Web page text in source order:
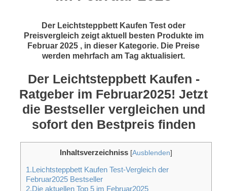
Der Leichtsteppbett Kaufen Test oder
Preisvergleich zeigt aktuell besten Produkte im
Februar 2025 , in dieser Kategorie. Die Preise
werden mehrfach am Tag aktualisiert.
Der Leichtsteppbett Kaufen -
Ratgeber im Februar2025! Jetzt
die Bestseller vergleichen und
sofort den Bestpreis finden
Inhaltsverzeichniss [Ausblenden]
1.Leichtsteppbett Kaufen Test-Vergleich der
Februar2025 Bestseller
2.Die aktuellen Top 5 im Februar2025